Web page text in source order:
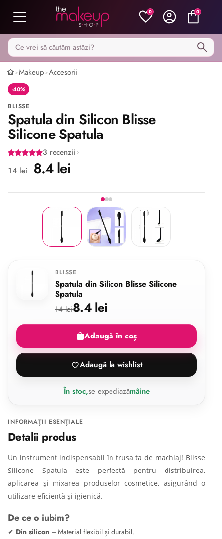
0 0
Caută pe MakeupShop
>Makeup>Accesorii
-40%
BLISSE
Spatula din Silicon Blisse
Silicone Spatula
3 recenzii
14 lei
8.4 lei
Imaginea 1 din 3
BLISSE
Spatula din Silicon Blisse Silicone
Spatula
14 lei8.4 lei
Adaugă în coș
Adaugă la wishlist
În stoc,se expediazămâine
INFORMAȚII ESENȚIALE
Detalii produs
Un instrument indispensabil în trusa ta de machiaj! Blisse
Silicone Spatula este perfectă pentru distribuirea,
aplicarea și mixarea produselor cosmetice, asigurând o
utilizare eficientă și igienică.
De ce o iubim?
✔ Din silicon – Material flexibil și durabil.